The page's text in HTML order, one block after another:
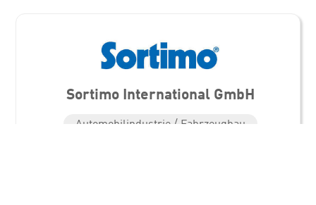
Sortimo International GmbH
Automobilindustrie / Fahrzeugbau